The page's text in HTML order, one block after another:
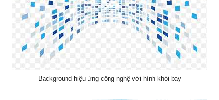
Background hiệu ứng công nghệ với hình khói bay